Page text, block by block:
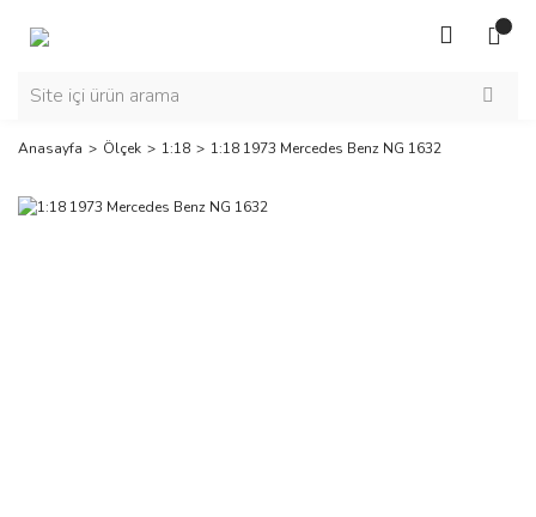
Anasayfa Ölçek 1:18 1:18 1973 Mercedes Benz NG 1632